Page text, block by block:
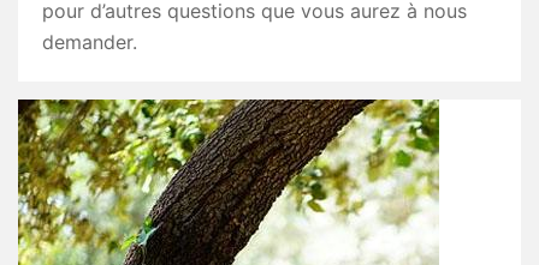
pour d’autres questions que vous aurez à nous
demander.